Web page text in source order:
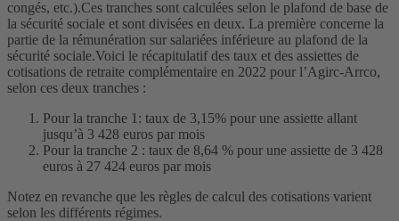
congés, etc.).Ces tranches sont calculées selon le plafond de base de
la sécurité sociale et sont divisées en deux. La première concerne la
partie de la rémunération sur salariées inférieure au plafond de la
sécurité sociale.Voici le récapitulatif des taux et des assiettes de
cotisations de retraite complémentaire en 2022 pour l’Agirc-Arrco,
selon ces deux tranches :
Pour la tranche 1: taux de 3,15% pour une assiette allant
jusqu’à 3 428 euros par mois
Pour la tranche 2 : taux de 8,64 % pour une assiette de 3 428
euros à 27 424 euros par mois
Notez en revanche que les règles de calcul des cotisations varient
selon les différents régimes.